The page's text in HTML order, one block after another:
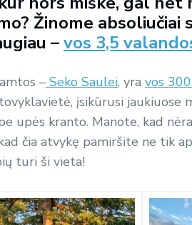
Žinome
–vos 3,5
– Seko Saulei, yra vos
įsikūrusi jaukiuose
upės kranto. Manote, kad
čia atvykę pamiršite ne tik
turi ši vieta!